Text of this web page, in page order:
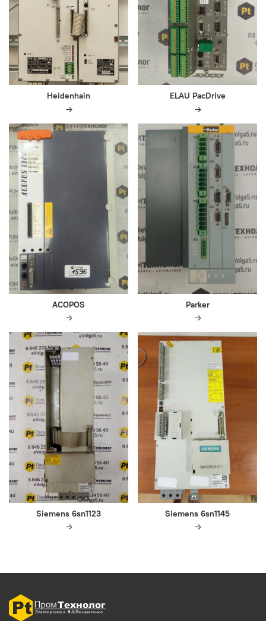
Heidenhain ELAU PacDrive
ACOPOS Parker
Siemens 6sn1123 Siemens 6sn1145